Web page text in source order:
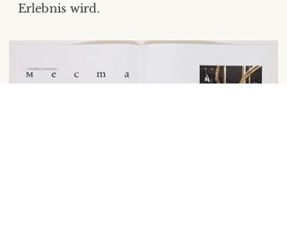
Erlebnis wird.